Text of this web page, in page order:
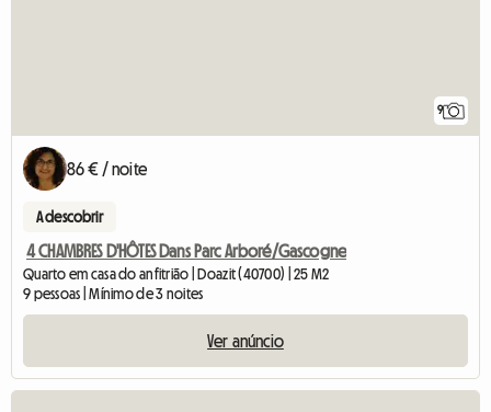
9
86 € / noite
A descobrir
4 CHAMBRES D'HÔTES Dans Parc Arboré/Gascogne
Quarto em casa do anfitrião | Doazit (40700) | 25 M2
9 pessoas | Mínimo de 3 noites
Ver anúncio